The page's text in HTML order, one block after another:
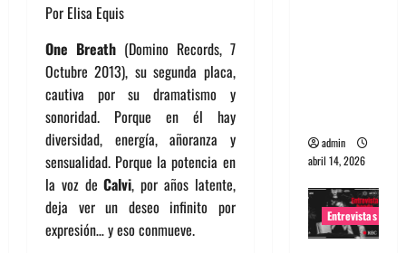
Por Elisa Equis
One Breath (Domino Records, 7
Octubre 2013), su segunda placa,
cautiva por su dramatismo y
sonoridad. Porque en él hay
diversidad, energía, añoranza y
sensualidad. Porque la potencia en
la voz deCalvi, por años latente,
deja ver un deseo infinito por
expresión… y eso conmueve.
admin
abril 14, 2026
Entrevistas